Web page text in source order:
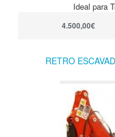
Ideal para
4.500,00€
RETRO